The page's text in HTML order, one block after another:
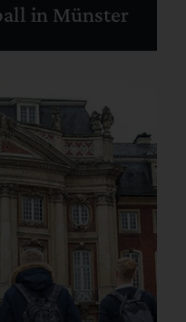
in Münster